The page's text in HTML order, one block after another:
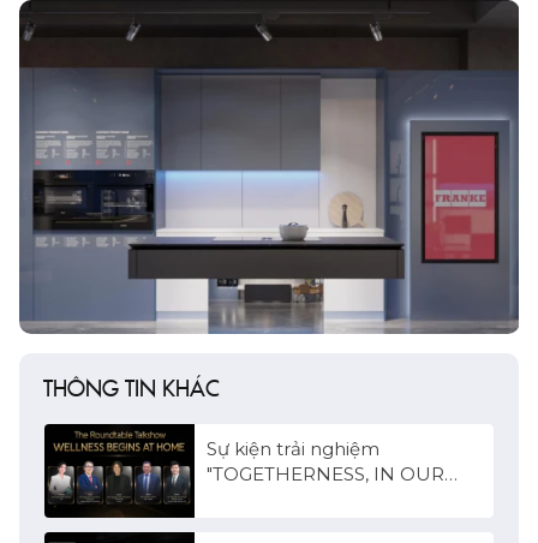
THÔNG TIN KHÁC
Sự kiện trải nghiệm
"TOGETHERNESS, IN OUR